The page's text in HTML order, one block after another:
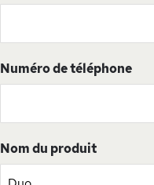
Numéro de téléphone
Nom du produit